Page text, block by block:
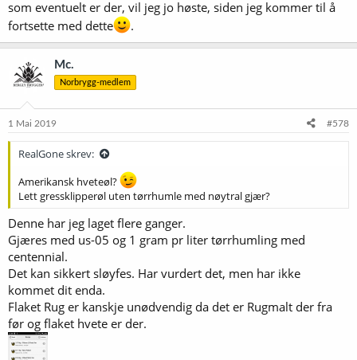
god grunn til å holde fram med det.
Litt mer om undrsøkelsen:
Deltakerne fikk et skjema de skulle fylle ut. De fikk vite at ett av de
tre glassene de blei servert, inneholdt et øl som skilte seg fra det i de
Mener du å kunne skille ut det ene avvikende ølet?
Hvis ja, hvilket er det avvikende ølet?
Hvilket foretrakk du?
Hvordan skiller de to ølene seg fra hverandre?
Alle mente de kunne skjelne mellom de to ølene, men 16 av de
tredve valgte altså feil øl. Av de 14 som valgte riktig, var det 7 som
foretrakk det sukkerkarbonerte ølet, mens like mange altså syntes
de andre to var bedre.
Begrunnelsene varierte, men en del svarte at det sukkerkarbonerte
ølet var rundere og fyldigere. 4 kom ikke med noen begrunnelse. De
jeg snakket med etterpå, ga alle uttrykk for at det hadde vært veldig
vanskelig å skille.
som eventuelt er der, vil jeg jo høste, siden jeg kommer til å
fortsette med dette
.
Mc.
Norbrygg-medlem
1 Mai 2019 #578
RealGone skrev:
Amerikansk hveteøl?
Lett gressklipperøl uten tørrhumle med nøytral gjær?
Denne har jeg laget flere ganger.
Gjæres med us-05 og 1 gram pr liter tørrhumling med
centennial.
Det kan sikkert sløyfes. Har vurdert det, men har ikke
kommet dit enda.
Flaket Rug er kanskje unødvendig da det er Rugmalt der fra
før og flaket hvete er der.